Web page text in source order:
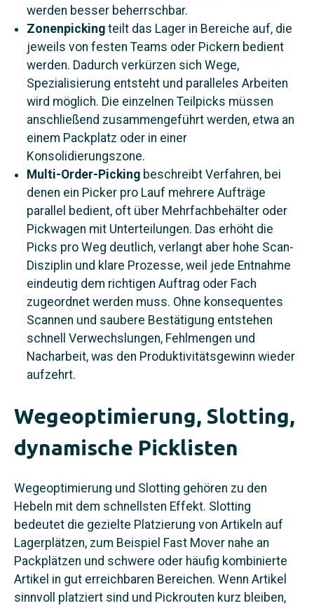
werden besser beherrschbar.
Zonenpickingteilt das Lager in Bereiche auf, die
jeweils von festen Teams oder Pickern bedient
werden. Dadurch verkürzen sich Wege,
Spezialisierung entsteht und paralleles Arbeiten
wird möglich. Die einzelnen Teilpicks müssen
anschließend zusammengeführt werden, etwa an
einem Packplatz oder in einer
Konsolidierungszone.
Multi-Order-Pickingbeschreibt Verfahren, bei
denen ein Picker pro Lauf mehrere Aufträge
parallel bedient, oft über Mehrfachbehälter oder
Pickwagen mit Unterteilungen. Das erhöht die
Picks pro Weg deutlich, verlangt aber hohe Scan-
Disziplin und klare Prozesse, weil jede Entnahme
eindeutig dem richtigen Auftrag oder Fach
zugeordnet werden muss. Ohne konsequentes
Scannen und saubere Bestätigung entstehen
schnell Verwechslungen, Fehlmengen und
Nacharbeit, was den Produktivitätsgewinn wieder
aufzehrt.
Wegeoptimierung, Slotting,
dynamische Picklisten
Wegeoptimierung und Slotting gehören zu den
Hebeln mit dem schnellsten Effekt. Slotting
bedeutet die gezielte Platzierung von Artikeln auf
Lagerplätzen, zum Beispiel Fast Mover nahe an
Packplätzen und schwere oder häufig kombinierte
Artikel in gut erreichbaren Bereichen. Wenn Artikel
sinnvoll platziert sind und Pickrouten kurz bleiben,